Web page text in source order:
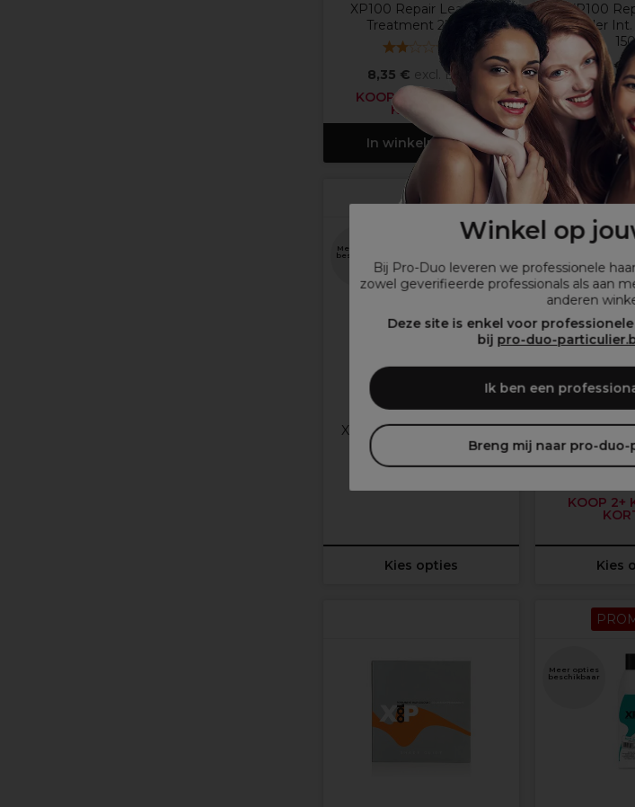
Winkel op
Bij Pro-Duo leveren we professionele
zowel geverifieerde professionals als aan
anderen
Deze site is enkel voor
bij pro-duo-
Ik ben een
Breng mij naar pro-
XP100 Repair Leave-in
Treatment 250ml
8,35 € excl. BTW
KOOP 2+ KRIJG 20%
KORTING
In winkelmandje
XP100
Wonder
12,35 €
KOOP 2+
In
Meer opties
beschikbaar
XP
XP Blondeerpoeder 500g
Kies opties
XP100
KOOP 2+
Kies
Meer opties
beschikbaar